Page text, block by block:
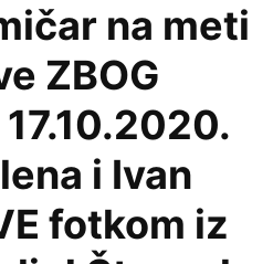
na meti
ZBOG
i Ivan
fotkom iz